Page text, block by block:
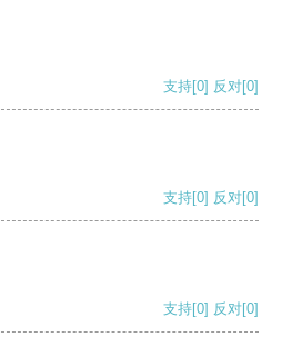
支持[0] 反对[0]
支持[0] 反对[0]
支持[0] 反对[0]